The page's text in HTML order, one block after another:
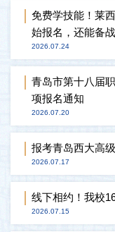
免费学技能！莱
始报名，还能备
2026.07.24
青岛市第十八届
项报名通知
2026.07.20
报考青岛西大高
2026.07.17
线下相约！我校
2026.07.15